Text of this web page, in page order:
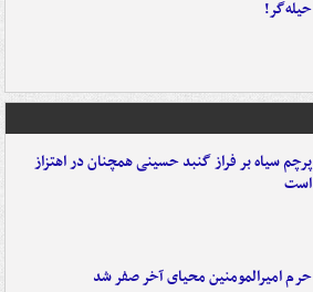
حیله‌گر!
پرچم سیاه بر فراز گنبد حسینی همچنان در اهتزاز
است
حرم امیرالمومنین محیای آخر صفر شد